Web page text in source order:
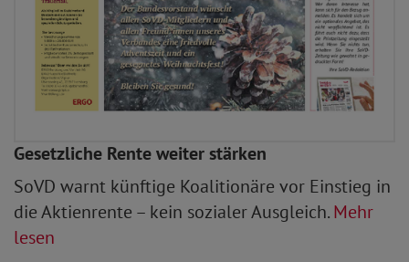
Gesetzliche Rente weiter stärken
SoVD warnt künftige Koalitionäre vor Einstieg in
die Aktienrente – kein sozialer Ausgleich.Mehr
lesen